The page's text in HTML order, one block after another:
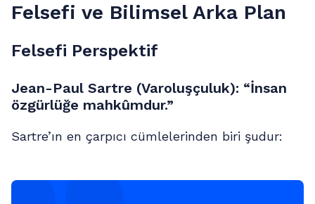
Felsefi ve Bilimsel Arka Plan
Felsefi Perspektif
Jean-Paul Sartre (Varoluşçuluk): “İnsan
özgürlüğe mahkûmdur.”
Sartre’ın en çarpıcı cümlelerinden biri şudur: